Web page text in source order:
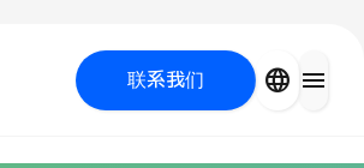
联系我们 language menu